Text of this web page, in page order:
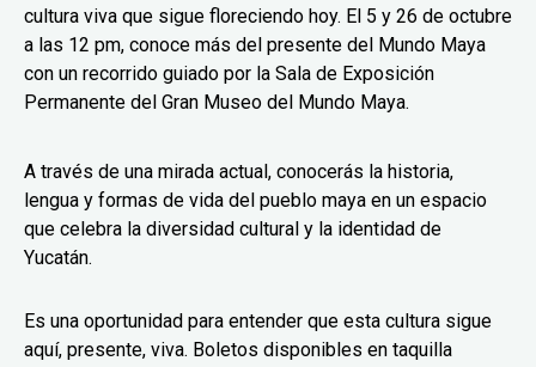
cultura viva que sigue floreciendo hoy. El 5 y 26 de octubre
a las 12 pm, conoce más del presente del Mundo Maya
con un recorrido guiado por la Sala de Exposición
Permanente del Gran Museo del Mundo Maya.
A través de una mirada actual, conocerás la historia,
lengua y formas de vida del pueblo maya en un espacio
que celebra la diversidad cultural y la identidad de
Yucatán.
Es una oportunidad para entender que esta cultura sigue
aquí, presente, viva. Boletos disponibles en taquilla